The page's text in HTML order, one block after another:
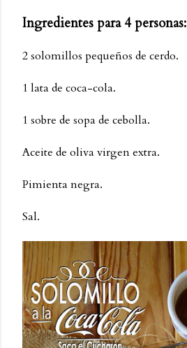
Ingredientes para 4 personas:
2 solomillos pequeños de cerdo.
1 lata de coca-cola.
1 sobre de sopa de cebolla.
Aceite de oliva virgen extra.
Pimienta negra.
Sal.